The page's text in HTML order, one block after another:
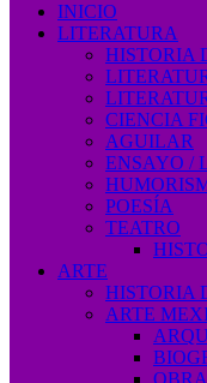
INICIO
LITERATURA
HISTORIA
CIENCIA
AGUILAR
ENSAYO /
POESÍA
TEATRO
ARTE
HISTORIA
ARTE